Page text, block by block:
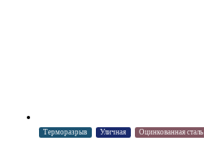
Терморазрыв Уличная Оцинкованная сталь